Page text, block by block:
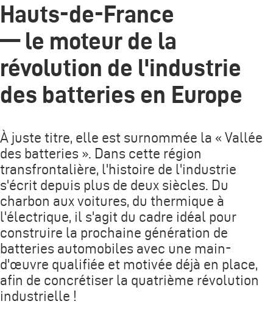
Hauts-de-France
— le moteur de la
révolution de l'industrie
des batteries en Europe
À juste titre, elle est surnommée la « Vallée
des batteries ». Dans cette région
transfrontalière, l'histoire de l'industrie
s'écrit depuis plus de deux siècles. Du
charbon aux voitures, du thermique à
l'électrique, il s'agit du cadre idéal pour
construire la prochaine génération de
batteries automobiles avec une main-
d'œuvre qualifiée et motivée déjà en place,
afin de concrétiser la quatrième révolution
industrielle !